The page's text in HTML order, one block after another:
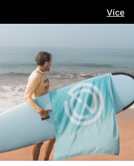
Více
do posledního